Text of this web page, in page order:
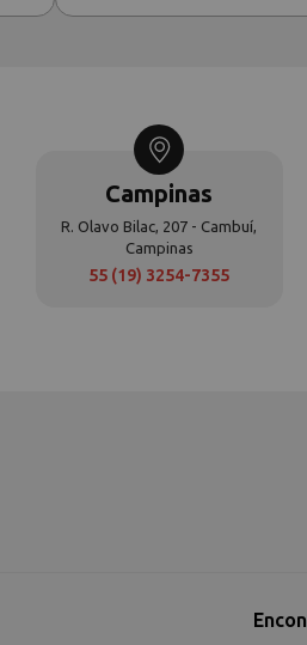
Campinas
R. Olavo Bilac, 207 - Cambuí,
Campinas
55 (19) 3254-7355